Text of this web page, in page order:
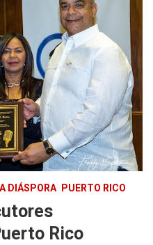
DIÁSPORA PUERTO RICO
Rico